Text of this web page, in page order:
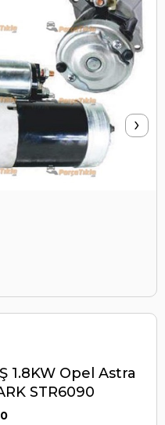
›
1.8KW Opel Astra
STR6090